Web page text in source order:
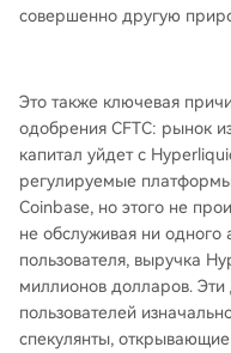
совершенно другую
Это также ключевая
одобрения CFTC: рынок
капитал уйдет с
регулируемые
Coinbase, но этого не
не обслуживая ни одного
пользователя, выручка
миллионов долларов. Эти
пользователей
спекулянты,